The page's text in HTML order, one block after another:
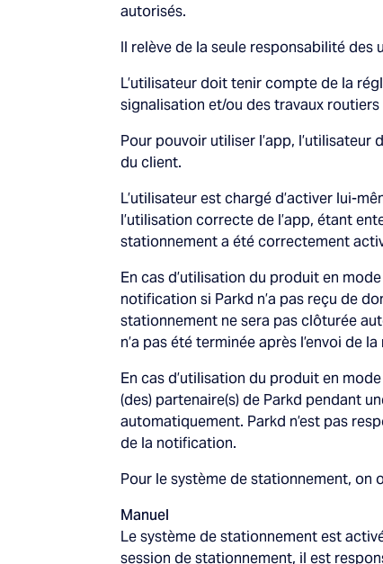
autorisés.
Il relève de la seule responsabilité des
L’utilisateur doit tenir compte de la
signalisation et/ou des travaux
Pour pouvoir utiliser l’app,
du client.
L’utilisateur est chargé d’activer lui-
l’utilisation correcte de l’app, étant
stationnement a été correctement
En cas d’utilisation du produit en
notification si Parkd n’a pas reçu de
stationnement ne sera pas clôturée
n’a pas été terminée après l’envoi de
En cas d’utilisation du produit en
(des) partenaire(s) de Parkd pendant
automatiquement. Parkd n’est pas
de la notification.
Pour le système de stationnement,
Manuel
Le système de stationnement est
session de stationnement, il est